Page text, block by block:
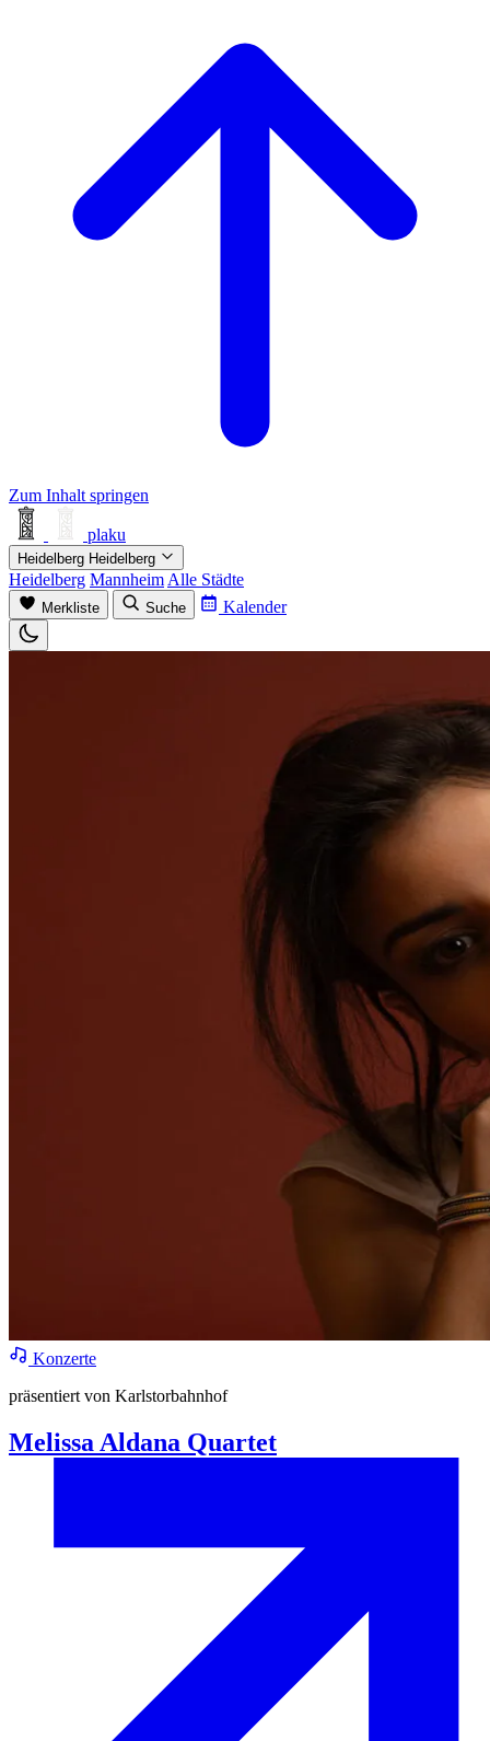
Zum Inhalt springen
plaku
Heidelberg Heidelberg
Heidelberg Mannheim Alle Städte
Merkliste Suche Kalender
Konzerte
präsentiert von Karlstorbahnhof
Melissa Aldana Quartet